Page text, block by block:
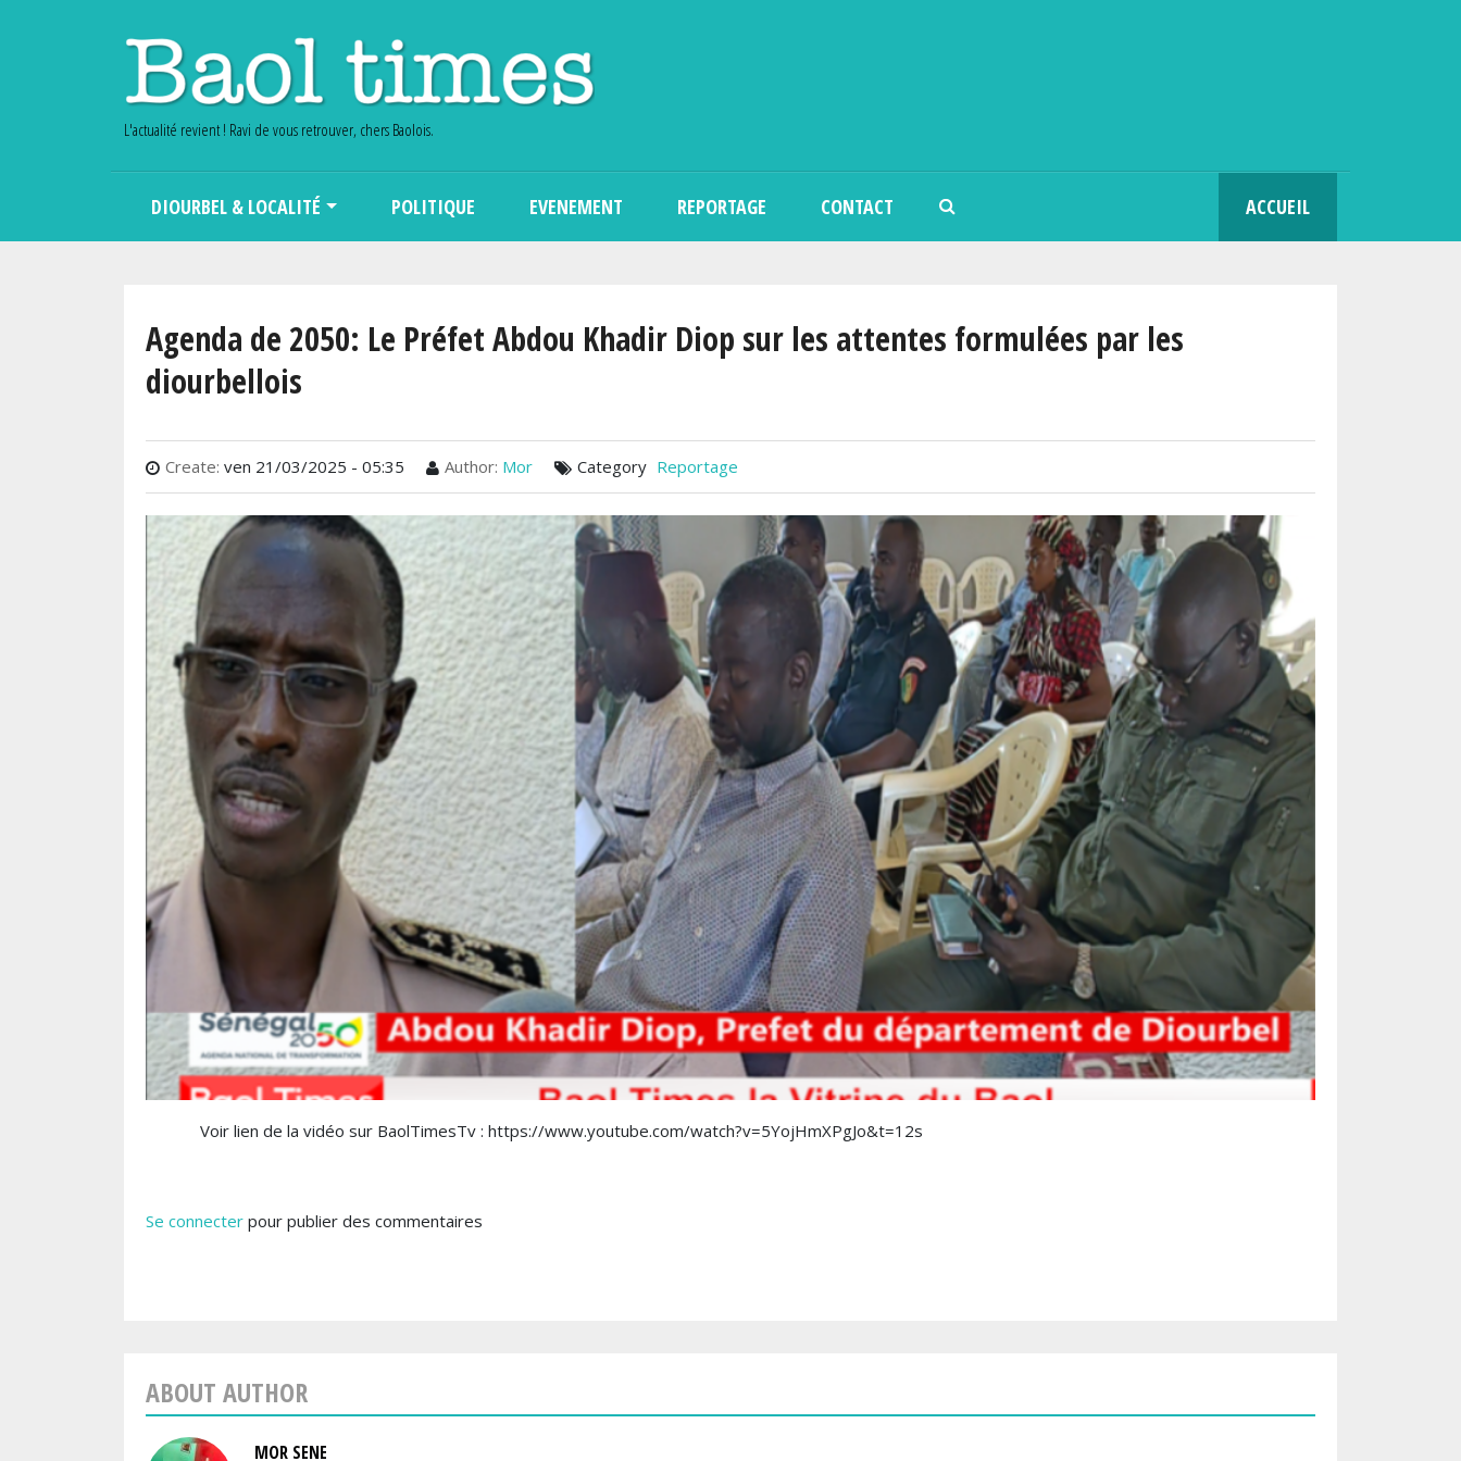
L'actualité revient ! Ravi de vous retrouver, chers Baolois.
DIOURBEL & LOCALITÉ POLITIQUE EVENEMENT REPORTAGE CONTACT ACCUEIL
Agenda de 2050: Le Préfet Abdou Khadir Diop sur les attentes formulées par les
diourbellois
Create: ven 21/03/2025 - 05:35 Author: Mor Category Reportage
Voir lien de la vidéo sur BaolTimesTv : https://www.youtube.com/watch?v=5YojHmXPgJo&t=12s
Se connecter pour publier des commentaires
ABOUT AUTHOR
MOR SENE